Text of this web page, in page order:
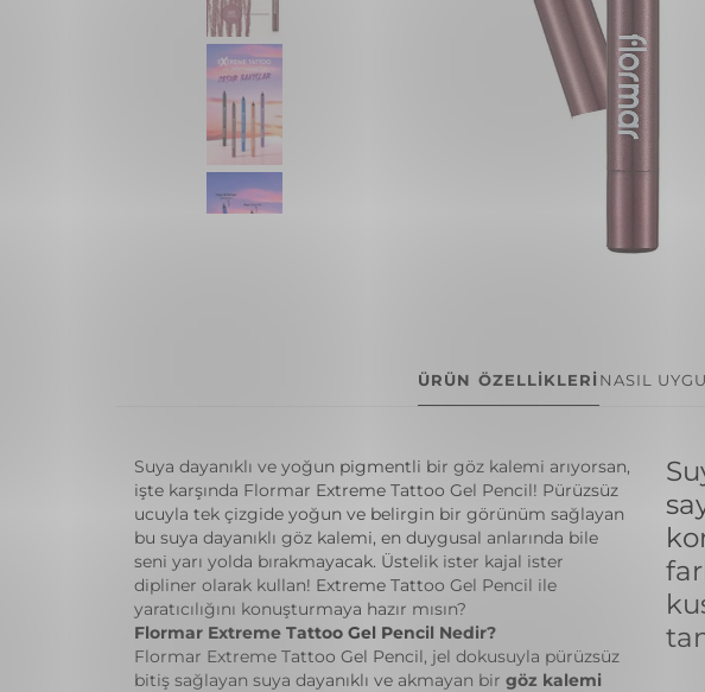
ÜRÜN ÖZELLİKLERİ NASIL
Suya dayanıklı ve yoğun pigmentli bir göz kalemi arıyorsan,
işte karşında Flormar Extreme Tattoo Gel Pencil! Pürüzsüz
ucuyla tek çizgide yoğun ve belirgin bir görünüm sağlayan
bu suya dayanıklı göz kalemi, en duygusal anlarında bile
seni yarı yolda bırakmayacak. Üstelik ister kajal ister
dipliner olarak kullan! Extreme Tattoo Gel Pencil ile
yaratıcılığını konuşturmaya hazır mısın?
Flormar Extreme Tattoo Gel Pencil Nedir?
Flormar Extreme Tattoo Gel Pencil, jel dokusuyla pürüzsüz
bitiş sağlayan suya dayanıklı ve akmayan bir göz kalemi